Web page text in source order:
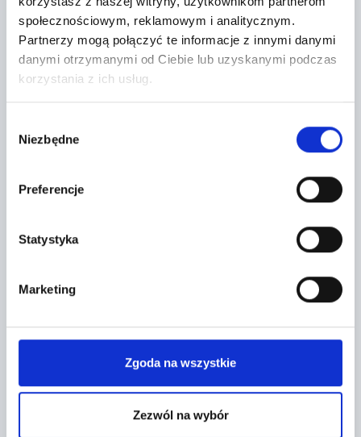
społecznościowym, reklamowym i analitycznym.
Partnerzy mogą połączyć te informacje z innymi danymi
danymi otrzymanymi od Ciebie lub uzyskanymi podczas
korzystania z ich usług.
zgody
Niezbędne
Preferencje
Statystyka
Marketing
Zgoda na wszystkie
Zezwól na wybór
CONTACT FORM
Niniejszym wyrażam zgodę na przetwarzania